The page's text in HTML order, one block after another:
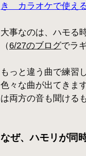
き　カラオケで使え
大事なのは、ハモる
（ 6/27のブログでラ
もっと違う曲で練習
色々な曲が出てきま
は両方の音も聞ける
なぜ、ハモリが同